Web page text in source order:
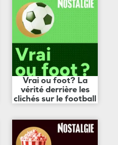
Vrai ou foot? La
vérité derrière les
clichés sur le football